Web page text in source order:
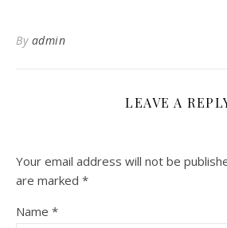
By admin
LEAVE A
Your email address will not be
are marked *
Name *